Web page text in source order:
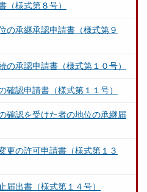
（様式第８号）
の承継承認申請書（様式第９
の承認申請書（様式第１０号）
確認申請書（様式第１１号）
確認を受けた者の地位の承継届
更の許可申請書（様式第１３
届出書（様式第１４号）